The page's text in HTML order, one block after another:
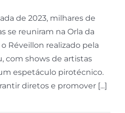
de 2023, milhares de
se reuniram na Orla da
Réveillon realizado pela
com shows de artistas
espetáculo pirotécnico.
diretos e promover [...]